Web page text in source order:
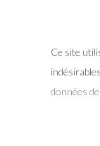
Ce site
données